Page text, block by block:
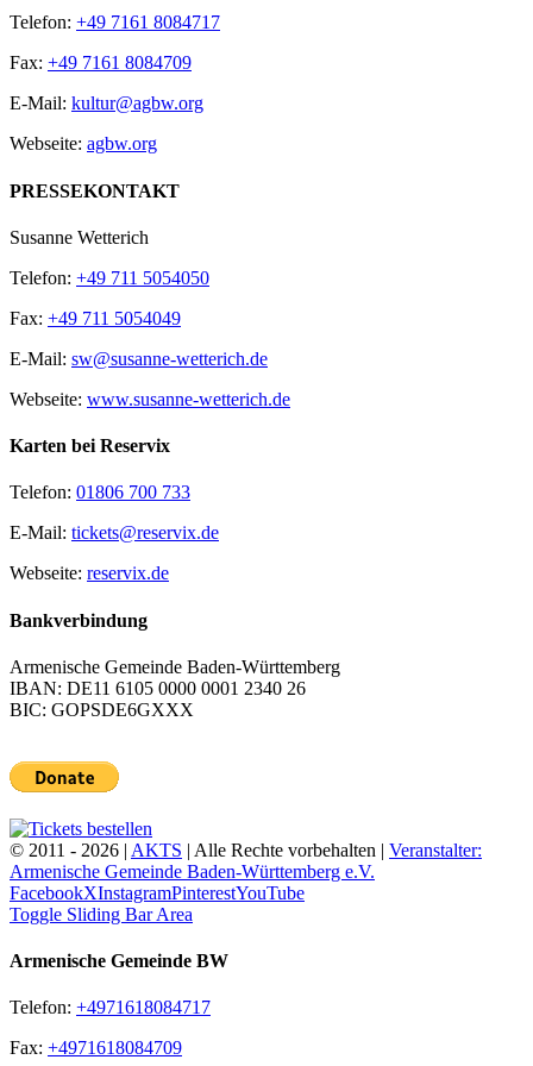
Telefon: +49 7161 8084717
Fax: +49 7161 8084709
E-Mail: kultur@agbw.org
Webseite: agbw.org
PRESSEKONTAKT
Susanne Wetterich
Telefon: +49 711 5054050
Fax: +49 711 5054049
E-Mail: sw@susanne-wetterich.de
Webseite: www.susanne-wetterich.de
Karten bei Reservix
Telefon: 01806 700 733
E-Mail: tickets@reservix.de
Webseite: reservix.de
Bankverbindung
Armenische Gemeinde Baden-Württemberg
IBAN: DE11 6105 0000 0001 2340 26
BIC: GOPSDE6GXXX
© 2011 - 2026 | AKTS | Alle Rechte vorbehalten | Veranstalter:
Armenische Gemeinde Baden-Württemberg e.V.
FacebookXInstagramPinterestYouTube
Toggle Sliding Bar Area
Armenische Gemeinde BW
Telefon: +4971618084717
Fax: +4971618084709